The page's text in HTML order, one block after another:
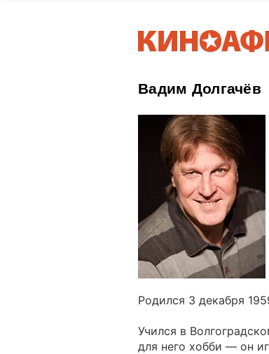
Вадим Долгачёв
Родился 3 декабря
Учился в
для него хобби — он